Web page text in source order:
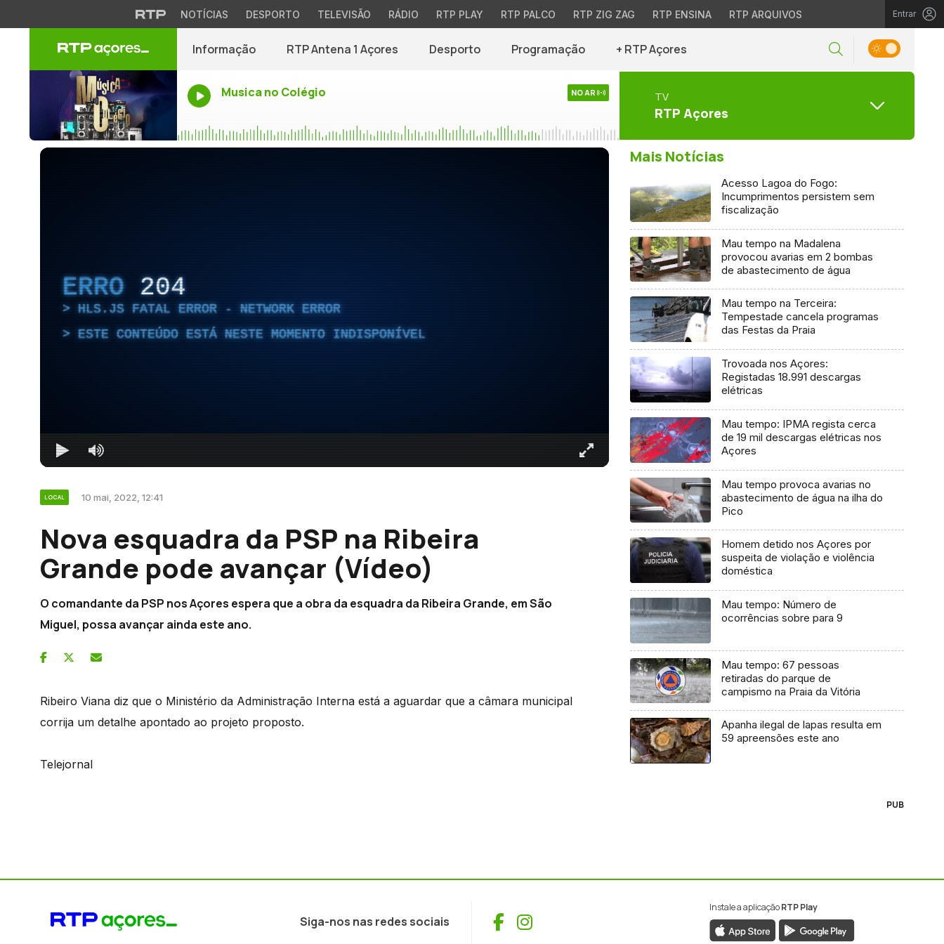
NOTÍCIAS DESPORTO TELEVISÃO RÁDIO RTP PLAY RTP PALCO RTP ZIG ZAG RTP ENSINA RTP ARQUIVOS Entrar
Informação RTP Antena 1 Açores Desporto Programação + RTP Açores
Musica no Colégio NO AR TV
RTP Açores
ERRO 204
HLS.JS FATAL ERROR - NETWORK ERROR
ESTE CONTEÚDO ESTÁ NESTE MOMENTO INDISPONÍVEL
LOCAL 10 mai, 2022, 12:41
Nova esquadra da PSP na Ribeira
Grande pode avançar (Vídeo)
O comandante da PSP nos Açores espera que a obra da esquadra da Ribeira Grande, em São
Miguel, possa avançar ainda este ano.
Ribeiro Viana diz que o Ministério da Administração Interna está a aguardar que a câmara municipal
corrija um detalhe apontado ao projeto proposto.
Telejornal
Mais Notícias
Acesso Lagoa do Fogo:
Incumprimentos persistem sem
fiscalização
Mau tempo na Madalena
provocou avarias em 2 bombas
de abastecimento de água
Mau tempo na Terceira:
Tempestade cancela programas
das Festas da Praia
Trovoada nos Açores:
Registadas 18.991 descargas
elétricas
Mau tempo: IPMA regista cerca
de 19 mil descargas elétricas nos
Açores
Mau tempo provoca avarias no
abastecimento de água na ilha do
Pico
Homem detido nos Açores por
suspeita de violação e violência
doméstica
Mau tempo: Número de
ocorrências sobre para 9
Mau tempo: 67 pessoas
retiradas do parque de
campismo na Praia da Vitória
Apanha ilegal de lapas resulta em
59 apreensões este ano
PUB
Siga-nos nas redes sociais Facebook
Instagram
Instale a aplicaçãoRTP Play